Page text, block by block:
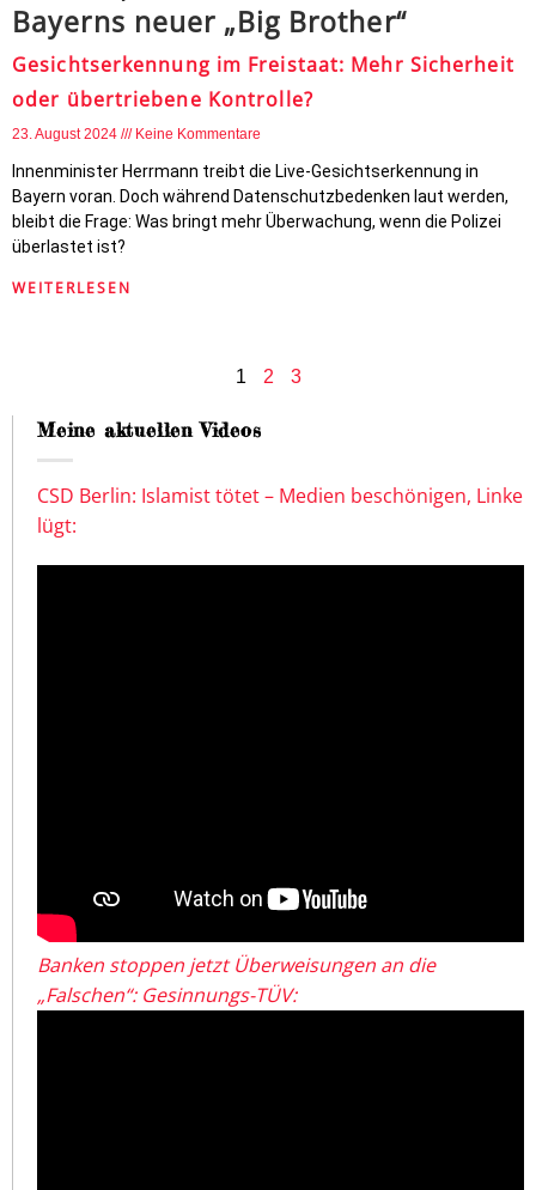
Bayerns neuer „Big Brother“
Gesichtserkennung im Freistaat: Mehr Sicherheit
oder übertriebene Kontrolle?
23. August 2024 Keine Kommentare
Innenminister Herrmann treibt die Live-Gesichtserkennung in
Bayern voran. Doch während Datenschutzbedenken laut werden,
bleibt die Frage: Was bringt mehr Überwachung, wenn die Polizei
überlastet ist?
WEITERLESEN
1 2 3
Meine aktuellen Videos
CSD Berlin: Islamist tötet – Medien beschönigen, Linke
lügt:
Banken stoppen jetzt Überweisungen an die
„Falschen“: Gesinnungs-TÜV: